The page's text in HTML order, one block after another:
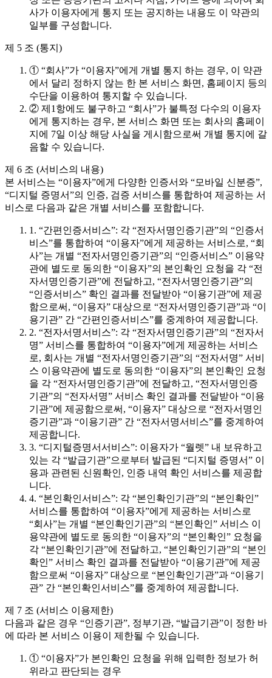
사가 이용자에게 통지 또는 공지하는 내용도 이 약관의
일부를 구성합니다.
제 5 조 (통지)
① “회사”가 “이용자”에게 개별 통지 하는 경우, 이 약관
에서 달리 정하지 않는 한 본 서비스 화면, 홈페이지 등의
수단을 이용하여 통지할 수 있습니다.
② 제1항에도 불구하고 “회사”가 불특정 다수의 이용자
에게 통지하는 경우, 본 서비스 화면 또는 회사의 홈페이
지에 7일 이상 해당 사실을 게시함으로써 개별 통지에 갈
음할 수 있습니다.
제 6 조 (서비스의 내용)
본 서비스는 “이용자”에게 다양한 인증서와 “모바일 신분증”,
“디지털 증명서”의 인증, 검증 서비스를 통합하여 제공하는 서
비스로 다음과 같은 개별 서비스를 포함합니다.
1. “간편인증서비스”: 각 “전자서명인증기관”의 “인증서
비스”를 통합하여 “이용자”에게 제공하는 서비스로, “회
사”는 개별 “전자서명인증기관”의 “인증서비스” 이용약
관에 별도로 동의한 “이용자”의 본인확인 요청을 각 “전
자서명인증기관”에 전달하고, “전자서명인증기관”의
“인증서비스” 확인 결과를 전달받아 “이용기관”에 제공
함으로써, “이용자” 대상으로 “전자서명인증기관”과 “이
용기관” 간 “간편인증서비스”를 중계하여 제공합니다.
2. “전자서명서비스”: 각 “전자서명인증기관”의 “전자서
명” 서비스를 통합하여 “이용자”에게 제공하는 서비스
로, 회사는 개별 “전자서명인증기관”의 “전자서명” 서비
스 이용약관에 별도로 동의한 “이용자”의 본인확인 요청
을 각 “전자서명인증기관”에 전달하고, “전자서명인증
기관”의 “전자서명” 서비스 확인 결과를 전달받아 “이용
기관”에 제공함으로써, “이용자” 대상으로 “전자서명인
증기관”과 “이용기관” 간 “전자서명서비스”를 중계하여
제공합니다.
3. “디지털증명서서비스”: 이용자가 “월렛” 내 보유하고
있는 각 “발급기관”으로부터 발급된 “디지털 증명서” 이
용과 관련된 신원확인, 인증 내역 확인 서비스를 제공합
니다.
4. “본인확인서비스”: 각 “본인확인기관”의 “본인확인”
서비스를 통합하여 “이용자”에게 제공하는 서비스로
“회사”는 개별 “본인확인기관”의 “본인확인” 서비스 이
용약관에 별도로 동의한 “이용자”의 “본인확인” 요청을
각 “본인확인기관”에 전달하고, “본인확인기관”의 “본인
확인” 서비스 확인 결과를 전달받아 “이용기관”에 제공
함으로써 “이용자” 대상으로 “본인확인기관”과 “이용기
관” 간 “본인확인서비스”를 중계하여 제공합니다.
제 7 조 (서비스 이용제한)
다음과 같은 경우 “인증기관”, 정부기관, “발급기관”이 정한 바
에 따라 본 서비스 이용이 제한될 수 있습니다.
① “이용자”가 본인확인 요청을 위해 입력한 정보가 허
위라고 판단되는 경우